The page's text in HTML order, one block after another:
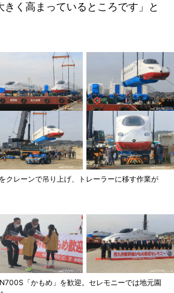
きく高まっているところです」と
クレーンで吊り上げ、トレーラーに移す作業が
「かもめ」を歓迎。セレモニーでは地元園